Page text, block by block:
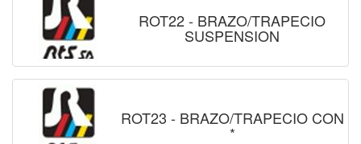
ROT22 - BRAZO/TRAPECIO
SUSPENSION
ROT23 - BRAZO/TRAPECIO CON
*